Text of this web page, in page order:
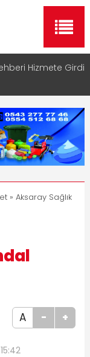
Hizmete Girdi
Başladı | Hızlı ve
Haber Platformu
Rota Sepetim
Makam Koltuğunu
Çocuklara Bıraktı
ve Yapay Zeka
Öne Çıkın
» Aksaray Sağlık
A - +